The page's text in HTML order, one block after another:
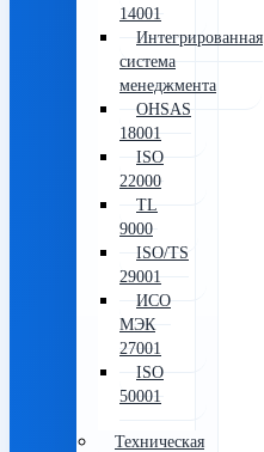
14001
Интегрированная
система
менеджмента
OHSAS
18001
ISO
22000
TL
9000
ISO/TS
29001
ИСО
МЭК
27001
ISO
50001
Техническая